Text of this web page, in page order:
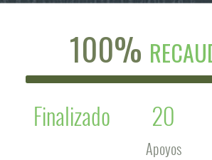
100%
Finalizado
20
Apoyos